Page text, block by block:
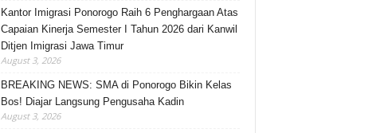
Kantor Imigrasi Ponorogo Raih 6 Penghargaan Atas
Capaian Kinerja Semester I Tahun 2026 dari Kanwil
Ditjen Imigrasi Jawa Timur
August 3, 2026
BREAKING NEWS: SMA di Ponorogo Bikin Kelas
Bos! Diajar Langsung Pengusaha Kadin
August 3, 2026